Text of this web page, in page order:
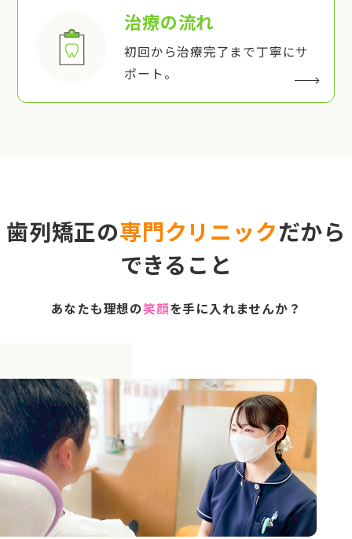
治療の流れ
初回から治療完了まで丁寧にサ
ポート。
歯列矯正の専門クリニックだから
できること
あなたも理想の笑顔を手に入れませんか？